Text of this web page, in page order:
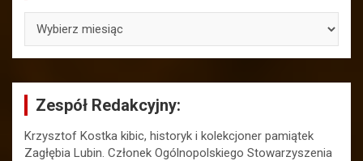
Zespół Redakcyjny:
Krzysztof Kostka kibic, historyk i kolekcjoner pamiątek
Zagłębia Lubin. Członek Ogólnopolskiego Stowarzyszenia